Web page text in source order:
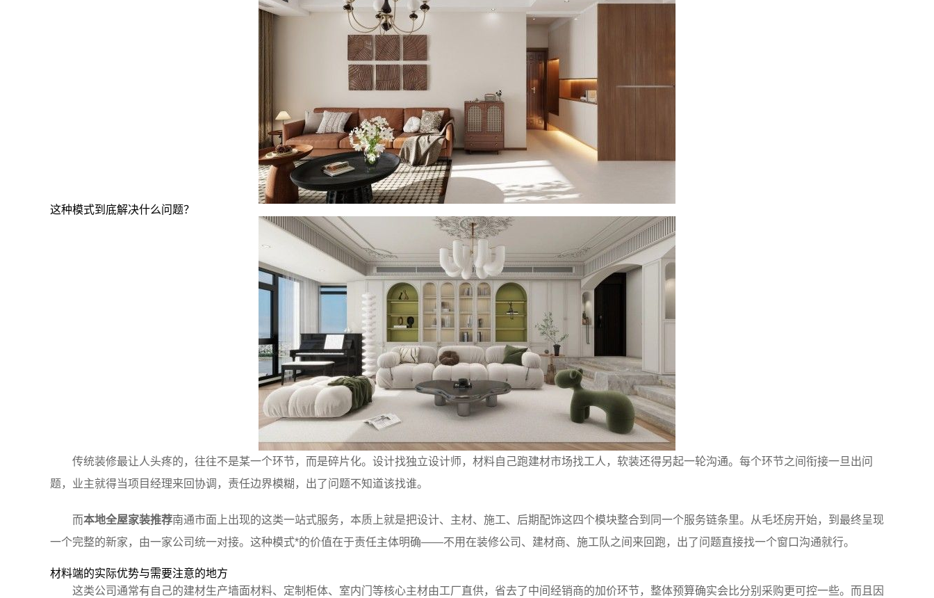
这种模式到底解决什么问题？
传统装修最让人头疼的，往往不是某一个环节，而是碎片化。设计找独立设计师，材料自己跑建材市场找工人，软装还得另起一轮沟通。每个环节之间衔接一旦出问
题，业主就得当项目经理来回协调，责任边界模糊，出了问题不知道该找谁。
而本地全屋家装推荐南通市面上出现的这类一站式服务，本质上就是把设计、主材、施工、后期配饰这四个模块整合到同一个服务链条里。从毛坯房开始，到最终呈现
一个完整的新家，由一家公司统一对接。这种模式*的价值在于责任主体明确——不用在装修公司、建材商、施工队之间来回跑，出了问题直接找一个窗口沟通就行。
材料端的实际优势与需要注意的地方
这类公司通常有自己的建材生产墙面材料、定制柜体、室内门等核心主材由工厂直供，省去了中间经销商的加价环节，整体预算确实会比分别采购更可控一些。而且因